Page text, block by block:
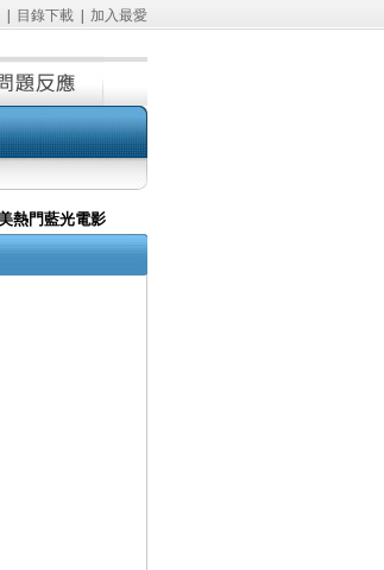
| 目錄下載| 加入最愛
熱門藍光電影